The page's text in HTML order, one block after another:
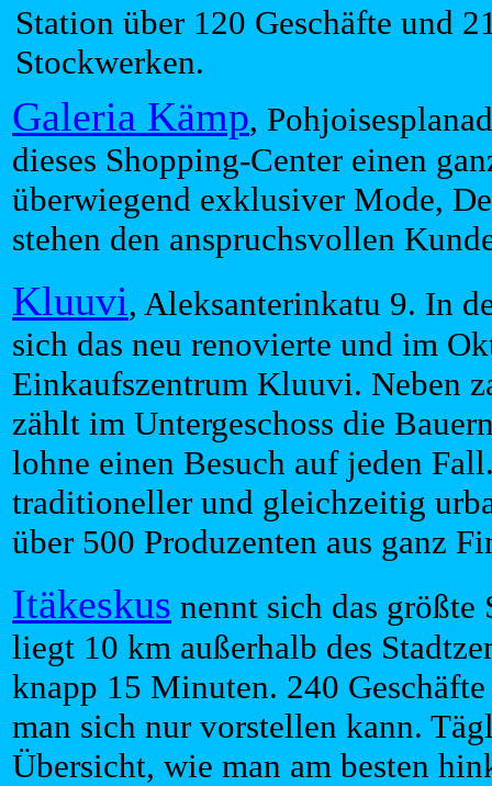
Station über 120 Geschäfte und
Stockwerken.
Galeria Kämp,
dieses Shopping-Center einen
überwiegend exklusiver Mode,
stehen den anspruchsvollen
Kluuvi, Aleksanterinkatu 9. In
sich das neu renovierte und im
Einkaufszentrum Kluuvi. Neben
zählt im Untergeschoss die
lohne einen Besuch auf jeden
traditioneller und gleichzeitig
über 500 Produzenten aus ganz
Itäkeskus nennt sich das
liegt 10 km außerhalb des
knapp 15 Minuten. 240
man sich nur vorstellen kann.
Übersicht, wie man am besten